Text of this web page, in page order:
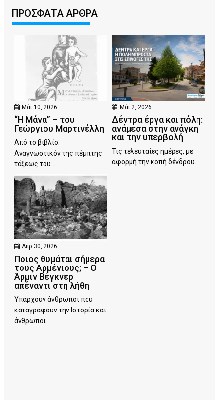
ΠΡΟΣΦΑΤΑ ΑΡΘΡΑ
Μάι 10, 2026
“Η Μάνα” – του
Γεώργιου Μαρτινέλλη
Από το βιβλίο:
Αναγνωστικόν της πέμπτης
τάξεως του...
Μάι 2, 2026
Δέντρα έργα και πόλη:
ανάμεσα στην ανάγκη
και την υπερβολή
Τις τελευταίες ημέρες, με
αφορμή την κοπή δένδρου...
Απρ 30, 2026
Ποιος θυμάται σήμερα
τους Αρμένιους; – Ο
Άρμιν Βέγκνερ
απέναντι στη λήθη
Υπάρχουν άνθρωποι που
καταγράφουν την Ιστορία και
άνθρωποι...